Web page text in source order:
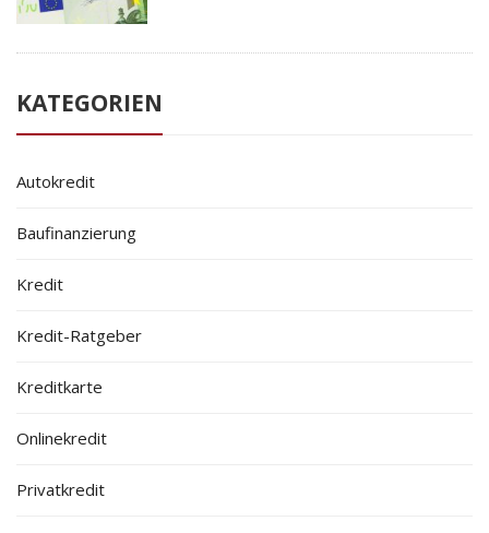
KATEGORIEN
Autokredit
Baufinanzierung
Kredit
Kredit-Ratgeber
Kreditkarte
Onlinekredit
Privatkredit